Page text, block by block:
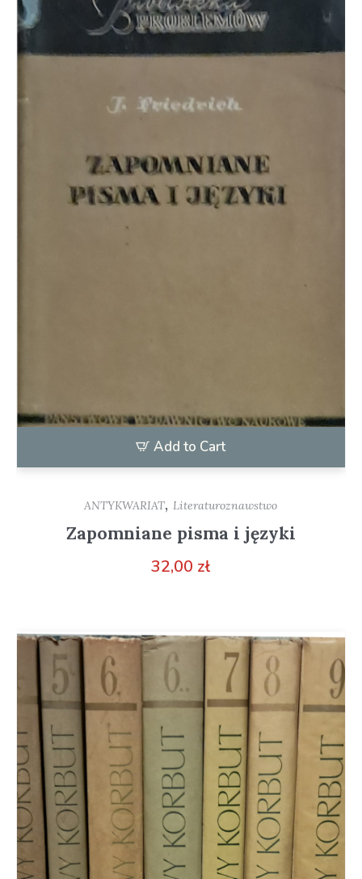
Add to Cart
ANTYKWARIAT,Literaturoznawstwo
Zapomniane pisma i języki
32,00 zł